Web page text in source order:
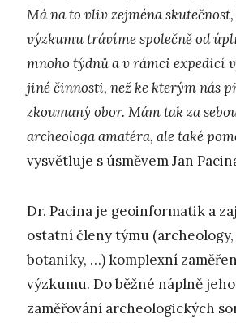
Má na to vliv zejména
výzkumu trávíme společně od
mnoho týdnů a v rámci expedicí
jiné činnosti, než ke kterým nás
zkoumaný obor. Mám tak za
archeologa amatéra, ale také
vysvětluje s úsměvem Jan
Dr. Pacina je geoinformatik a
ostatní členy týmu (archeology,
botaniky, …) komplexní
výzkumu. Do běžné náplně
zaměřování archeologických